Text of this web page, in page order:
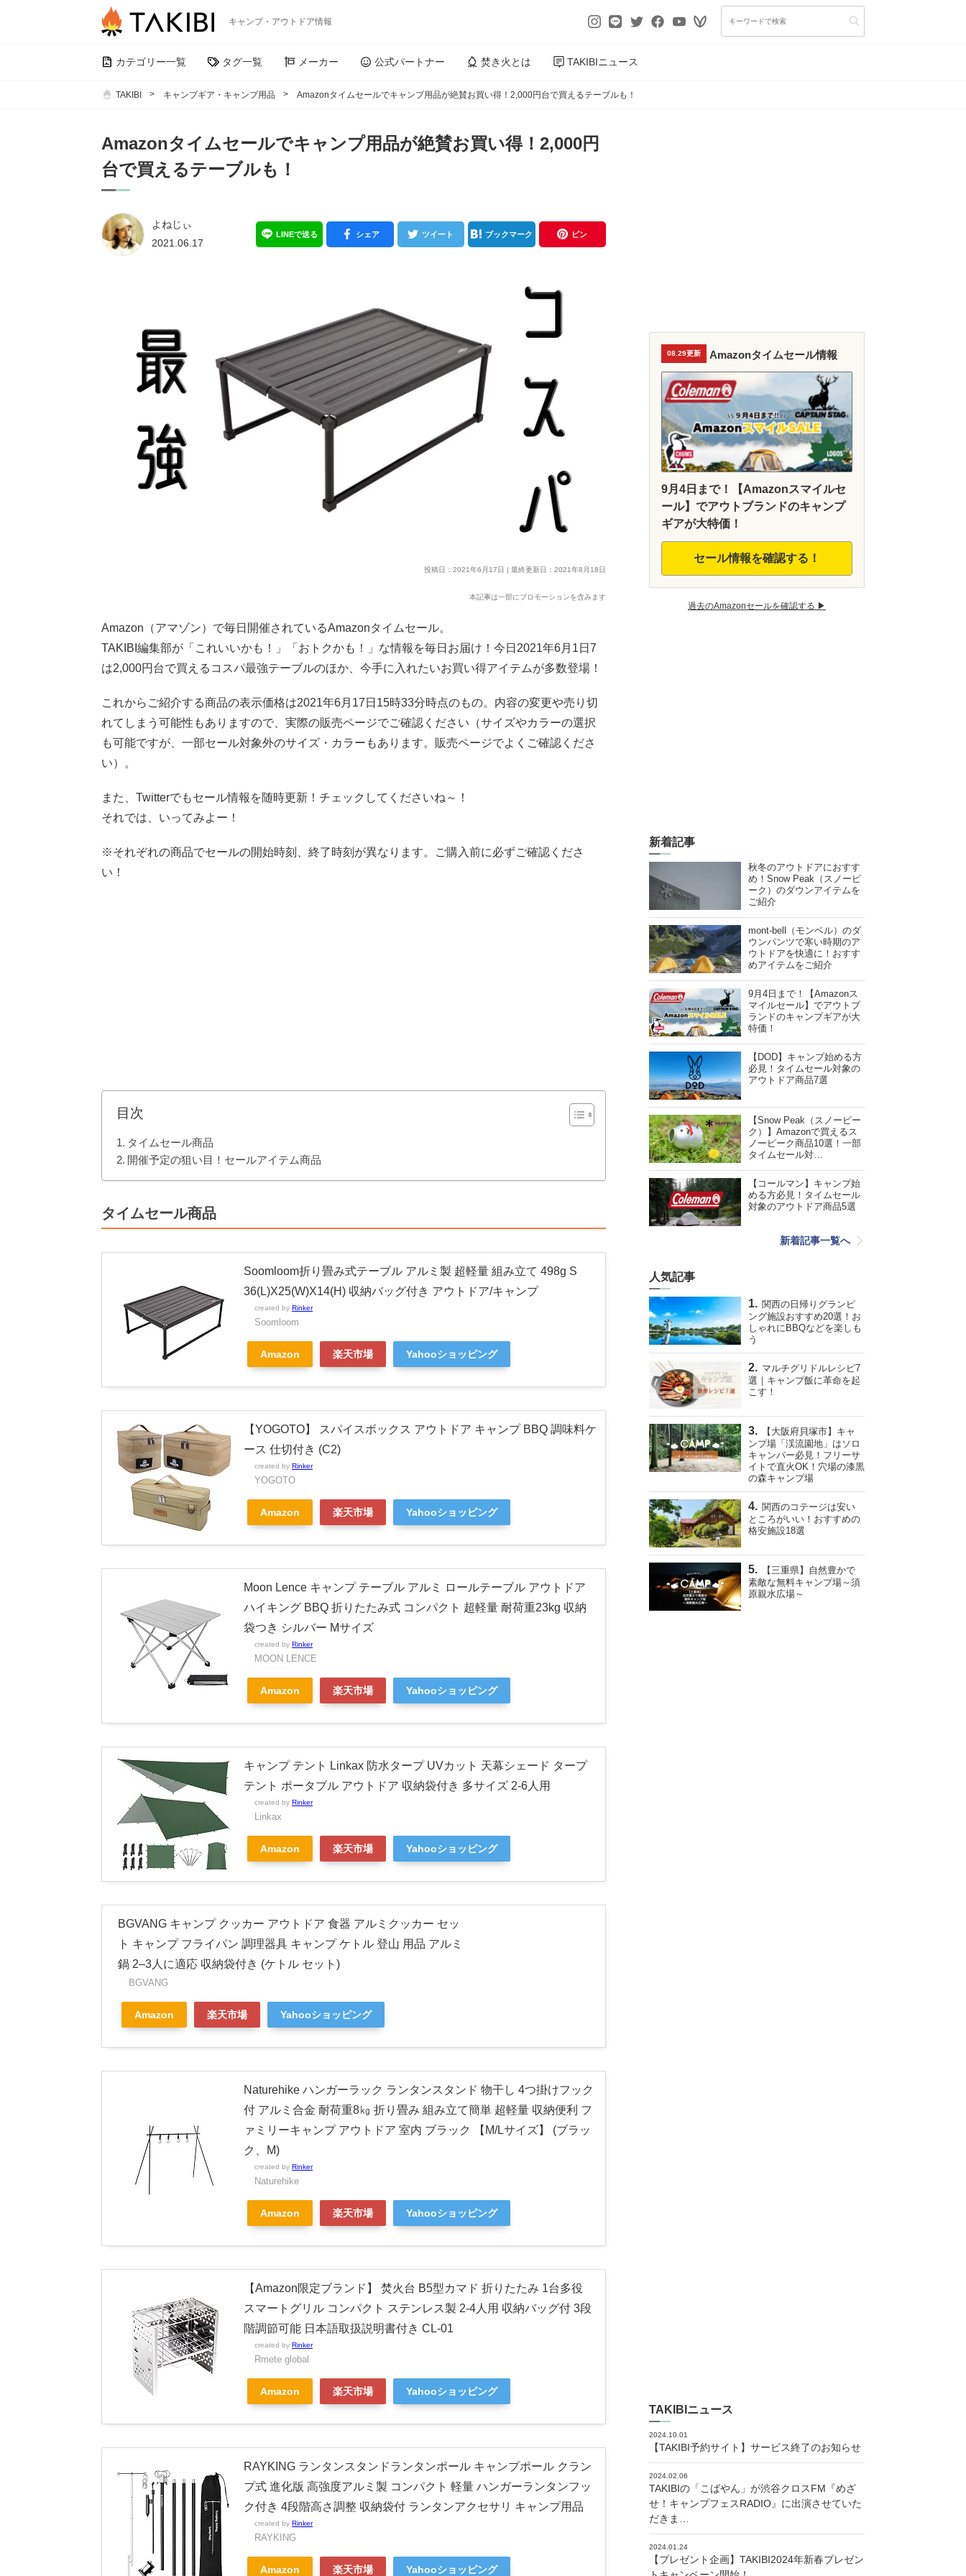
キャンプ・アウトドア情報
カテゴリー一覧 タグ一覧 メーカー 公式パートナー 焚き火とは TAKIBIニュース
TAKIBI キャンプギア・キャンプ用品 Amazonタイムセールでキャンプ用品が絶賛お買い得！2,000円台で買えるテーブルも！
Amazonタイムセールでキャンプ用品が絶賛お買い得！2,000円
台で買えるテーブルも！
よねじぃ
2021.06.17
LINEで送る シェア ツイート ブックマーク ピン
投稿日：2021年6月17日 | 最終更新日：2021年8月18日
本記事は一部にプロモーションを含みます
Amazon（アマゾン）で毎日開催されているAmazonタイムセール。
TAKIBI編集部が「これいいかも！」「おトクかも！」な情報を毎日お届け！今日2021年6月1日7
は2,000円台で買えるコスパ最強テーブルのほか、今手に入れたいお買い得アイテムが多数登場！
これからご紹介する商品の表示価格は2021年6月17日15時33分時点のもの。内容の変更や売り切
れてしまう可能性もありますので、実際の販売ページでご確認ください（サイズやカラーの選択
も可能ですが、一部セール対象外のサイズ・カラーもあります。販売ページでよくご確認くださ
い）。
また、Twitterでもセール情報を随時更新！チェックしてくださいね～！
それでは、いってみよー！
※それぞれの商品でセールの開始時刻、終了時刻が異なります。ご購入前に必ずご確認くださ
い！
目次
タイムセール商品
開催予定の狙い目！セールアイテム商品
タイムセール商品
Soomloom折り畳み式テーブル アルミ製 超軽量 組み立て 498g S
36(L)X25(W)X14(H) 収納バッグ付き アウトドア/キャンプ
created by Rinker
Soomloom
Amazon 楽天市場 Yahooショッピング
【YOGOTO】 スパイスボックス アウトドア キャンプ BBQ 調味料ケ
ース 仕切付き (C2)
created by Rinker
YOGOTO
Amazon 楽天市場 Yahooショッピング
Moon Lence キャンプ テーブル アルミ ロールテーブル アウトドア
ハイキング BBQ 折りたたみ式 コンパクト 超軽量 耐荷重23kg 収納
袋つき シルバー Mサイズ
created by Rinker
MOON LENCE
Amazon 楽天市場 Yahooショッピング
キャンプ テント Linkax 防水タープ UVカット 天幕シェード タープ
テント ポータブル アウトドア 収納袋付き 多サイズ 2-6人用
created by Rinker
Linkax
Amazon 楽天市場 Yahooショッピング
BGVANG キャンプ クッカー アウトドア 食器 アルミクッカー セッ
ト キャンプ フライパン 調理器具 キャンプ ケトル 登山 用品 アルミ
鍋 2–3人に適応 収納袋付き (ケトル セット)
BGVANG
Amazon 楽天市場 Yahooショッピング
Naturehike ハンガーラック ランタンスタンド 物干し 4つ掛けフック
付 アルミ合金 耐荷重8㎏ 折り畳み 組み立て簡単 超軽量 収納便利 フ
ァミリーキャンプ アウトドア 室内 ブラック 【M/Lサイズ】 (ブラッ
ク、M)
created by Rinker
Naturehike
Amazon 楽天市場 Yahooショッピング
【Amazon限定ブランド】 焚火台 B5型カマド 折りたたみ 1台多役
スマートグリル コンパクト ステンレス製 2-4人用 収納バッグ付 3段
階調節可能 日本語取扱説明書付き CL-01
created by Rinker
Rmete global
Amazon 楽天市場 Yahooショッピング
RAYKING ランタンスタンドランタンポール キャンプポール クラン
プ式 進化版 高強度アルミ製 コンパクト 軽量 ハンガーランタンフッ
ク付き 4段階高さ調整 収納袋付 ランタンアクセサリ キャンプ用品
created by Rinker
RAYKING
Amazon 楽天市場 Yahooショッピング
08.29更新 Amazonタイムセール情報
9月4日まで！【Amazonスマイルセ
ール】でアウトブランドのキャンプ
ギアが大特価！
セール情報を確認する！
過去のAmazonセールを確認する ▶︎
新着記事
秋冬のアウトドアにおすす
め！Snow Peak（スノーピ
ーク）のダウンアイテムを
ご紹介
mont-bell（モンベル）のダ
ウンパンツで寒い時期のア
ウトドアを快適に！おすす
めアイテムをご紹介
9月4日まで！【Amazonス
マイルセール】でアウトブ
ランドのキャンプギアが大
特価！
【DOD】キャンプ始める方
必見！タイムセール対象の
アウトドア商品7選
【Snow Peak（スノーピー
ク）】Amazonで買えるス
ノーピーク商品10選！一部
タイムセール対…
【コールマン】キャンプ始
める方必見！タイムセール
対象のアウトドア商品5選
新着記事一覧へ
人気記事
関西の日帰りグランピ
ング施設おすすめ20選！お
しゃれにBBQなどを楽しも
う
マルチグリドルレシピ7
選｜キャンプ飯に革命を起
こす！
【大阪府貝塚市】キャ
ンプ場「渓流園地」はソロ
キャンパー必見！フリーサ
イトで直火OK！穴場の漆黒
の森キャンプ場
関西のコテージは安い
ところがいい！おすすめの
格安施設18選
【三重県】自然豊かで
素敵な無料キャンプ場～須
原親水広場～
TAKIBIニュース
2024.10.01
【TAKIBI予約サイト】サービス終了のお知らせ
2024.02.06
TAKIBIの「こばやん」が渋谷クロスFM『めざ
せ！キャンプフェスRADIO』に出演させていた
だきま…
2024.01.24
【プレゼント企画】TAKIBI2024年新春プレゼン